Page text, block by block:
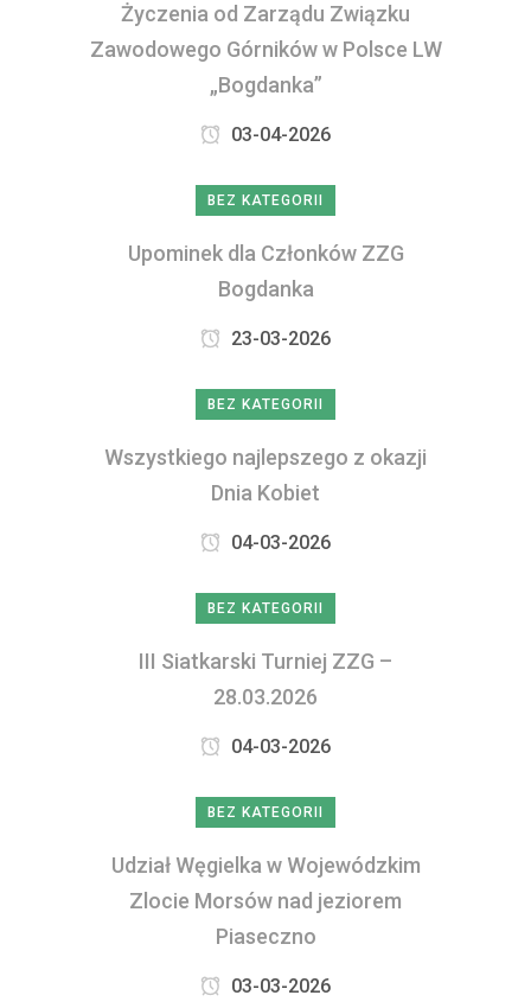
Życzenia od Zarządu Związku
Zawodowego Górników w Polsce LW
„Bogdanka”
03-04-2026
BEZ KATEGORII
Upominek dla Członków ZZG
Bogdanka
23-03-2026
BEZ KATEGORII
Wszystkiego najlepszego z okazji
Dnia Kobiet
04-03-2026
BEZ KATEGORII
III Siatkarski Turniej ZZG –
28.03.2026
04-03-2026
BEZ KATEGORII
Udział Węgielka w Wojewódzkim
Zlocie Morsów nad jeziorem
Piaseczno
03-03-2026